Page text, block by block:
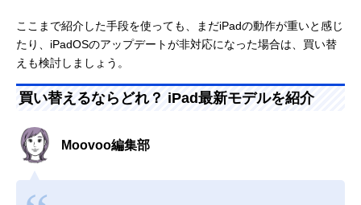
ここまで紹介した手段を使っても、まだiPadの動作が重いと感じ
たり、iPadOSのアップデートが非対応になった場合は、買い替
えも検討しましょう。
買い替えるならどれ？ iPad最新モデルを紹介
Moovoo編集部